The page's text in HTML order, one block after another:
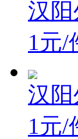
汉
1元/
汉
1元/